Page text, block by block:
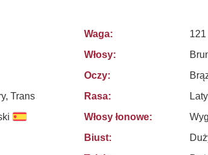
Trans
Waga:
Włosy:
Oczy:
Rasa:
Włosy łonowe:
Biust: